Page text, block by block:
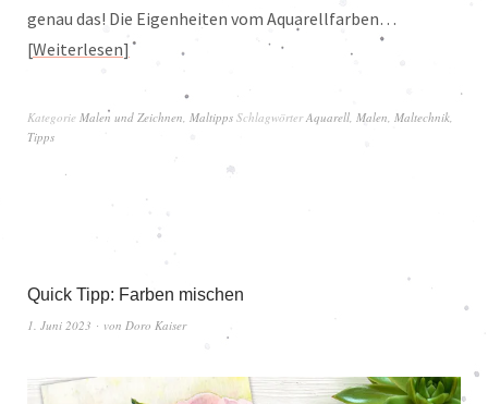
genau das! Die Eigenheiten vom Aquarellfarben…
Weiterlesen
Kategorie Malen und Zeichnen Maltipps SchlagwörterAquarell Malen Maltechnik
Tipps
Quick Tipp: Farben mischen
1. Juni 2023 von Doro Kaiser